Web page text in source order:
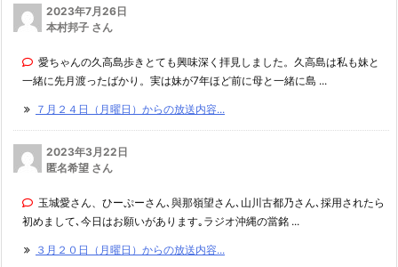
2023年7月26日
本村邦子 さん
愛ちゃんの久高島歩きとても興味深く拝見しました。久高島は私も妹と
一緒に先月渡ったばかり。実は妹が7年ほど前に母と一緒に島 ...
７月２４日（月曜日）からの放送内容...
2023年3月22日
匿名希望 さん
玉城愛さん、ひーぷーさん､與那嶺望さん､山川古都乃さん､採用されたら
初めまして､今日はお願いがあります｡ラジオ沖縄の當銘 ...
３月２０日（月曜日）からの放送内容...